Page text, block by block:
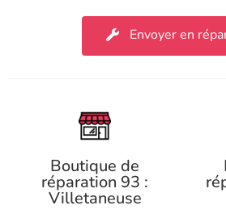
Envoyer en
Boutique de
réparation 93 :
Villetaneuse